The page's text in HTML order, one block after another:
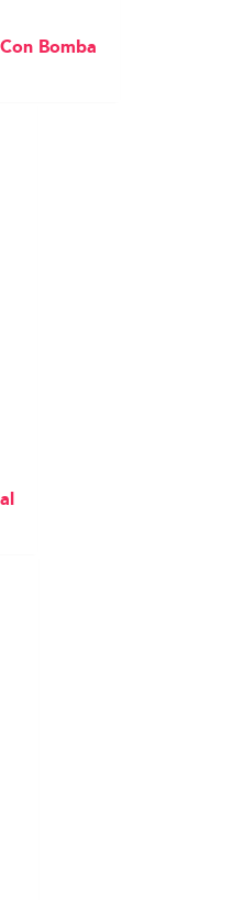
Bomba